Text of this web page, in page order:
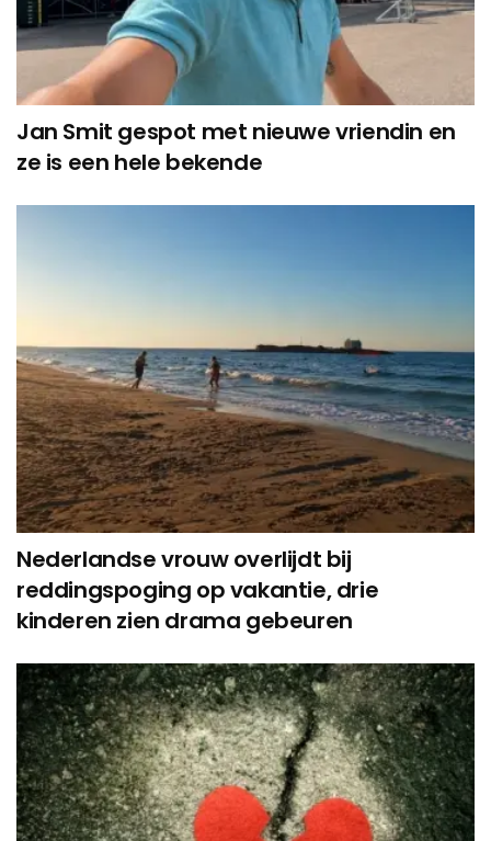
Jan Smit gespot met nieuwe vriendin en
ze is een hele bekende
Nederlandse vrouw overlijdt bij
reddingspoging op vakantie, drie
kinderen zien drama gebeuren